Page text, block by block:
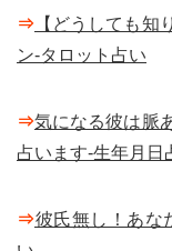
⇒ 【どうしても知
ン-タロット占い
⇒気になる彼は脈
占います-生年月日
⇒彼氏無し！あな